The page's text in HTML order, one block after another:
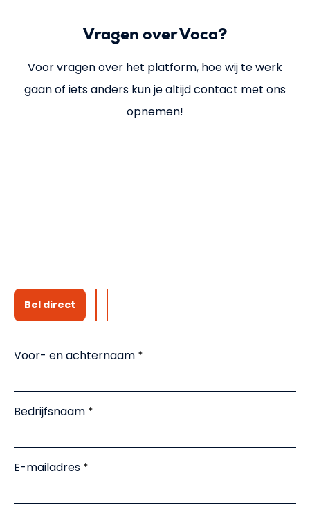
Vragen over Voca?
Voor vragen over het platform, hoe wij te werk
gaan of iets anders kun je altijd contact met ons
opnemen!
Bel direct
Voor- en achternaam
Bedrijfsnaam
E-mailadres